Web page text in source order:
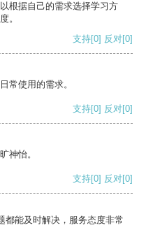
根据自己的需求选择学习方
。
支持[0] 反对[0]
常使用的需求。
支持[0] 反对[0]
神怡。
支持[0] 反对[0]
都能及时解决，服务态度非常